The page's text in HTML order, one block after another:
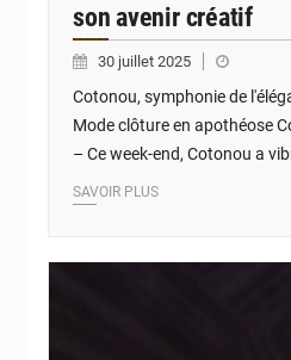
son avenir créatif
30 juillet 2025
Cotonou, symphonie de
Mode clôture en apothéose
– Ce week-end, Cotonou a
SAVOIR PLUS